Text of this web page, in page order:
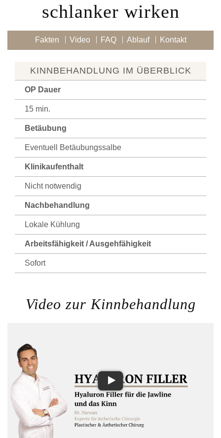
schlanker wirken
Fakten Video FAQ Ablauf Kontakt
KINNBEHANDLUNG IM ÜBERBLICK
OP Dauer
15 min.
Betäubung
Eventuell Betäubungssalbe
Klinikaufenthalt
Nicht notwendig
Nachbehandlung
Lokale Kühlung
Arbeitsfähigkeit / Ausgehfähigkeit
Sofort
Video zur Kinnbehandlung